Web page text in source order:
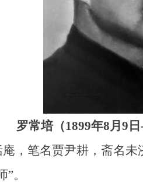
罗常培（1899年8月9日
笔名贾尹耕，斋名未
。